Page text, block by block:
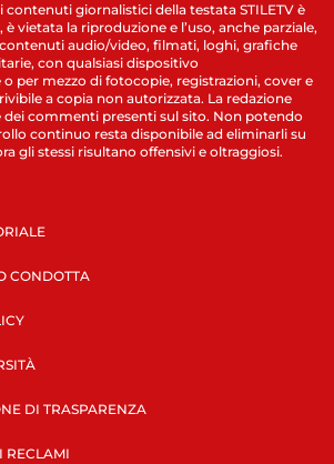
contenuti giornalistici della testata STILETV è
vietata la riproduzione e l’uso, anche parziale,
audio/video, filmati, loghi, grafiche
con qualsiasi dispositivo
per mezzo di fotocopie, registrazioni, cover e
a copia non autorizzata. La redazione
dei commenti presenti sul sito. Non potendo
continuo resta disponibile ad eliminarli su
gli stessi risultano offensivi e oltraggiosi.
CONDOTTA
DI TRASPARENZA
RECLAMI